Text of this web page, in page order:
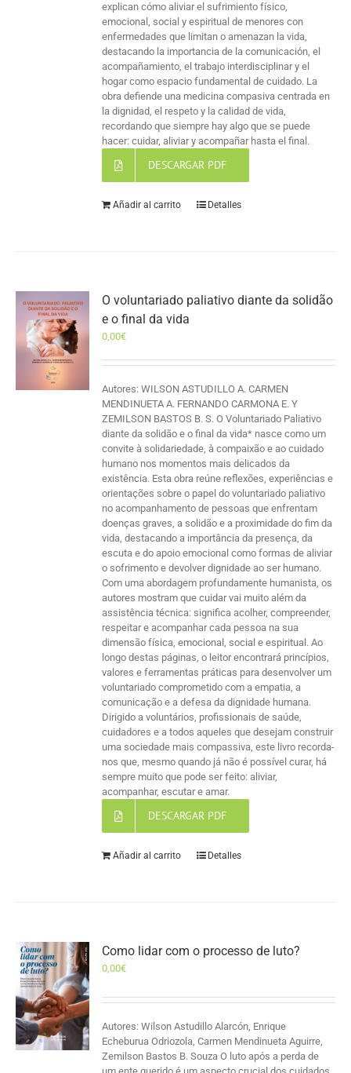
explican cómo aliviar el sufrimiento físico,
emocional, social y espiritual de menores con
enfermedades que limitan o amenazan la vida,
destacando la importancia de la comunicación, el
acompañamiento, el trabajo interdisciplinar y el
hogar como espacio fundamental de cuidado. La
obra defiende una medicina compasiva centrada en
la dignidad, el respeto y la calidad de vida,
recordando que siempre hay algo que se puede
hacer: cuidar, aliviar y acompañar hasta el final.
DESCARGAR PDF
Añadir al carrito Detalles
O voluntariado paliativo diante da solidão
e o final da vida
0,00€
Autores: WILSON ASTUDILLO A. CARMEN
MENDINUETA A. FERNANDO CARMONA E. Y
ZEMILSON BASTOS B. S. O Voluntariado Paliativo
diante da solidão e o final da vida* nasce como um
convite à solidariedade, à compaixão e ao cuidado
humano nos momentos mais delicados da
existência. Esta obra reúne reflexões, experiências e
orientações sobre o papel do voluntariado paliativo
no acompanhamento de pessoas que enfrentam
doenças graves, a solidão e a proximidade do fim da
vida, destacando a importância da presença, da
escuta e do apoio emocional como formas de aliviar
o sofrimento e devolver dignidade ao ser humano.
Com uma abordagem profundamente humanista, os
autores mostram que cuidar vai muito além da
assistência técnica: significa acolher, compreender,
respeitar e acompanhar cada pessoa na sua
dimensão física, emocional, social e espiritual. Ao
longo destas páginas, o leitor encontrará princípios,
valores e ferramentas práticas para desenvolver um
voluntariado comprometido com a empatia, a
comunicação e a defesa da dignidade humana.
Dirigido a voluntários, profissionais de saúde,
cuidadores e a todos aqueles que desejam construir
uma sociedade mais compassiva, este livro recorda-
nos que, mesmo quando já não é possível curar, há
sempre muito que pode ser feito: aliviar,
acompanhar, escutar e amar.
DESCARGAR PDF
Añadir al carrito Detalles
Como lidar com o processo de luto?
0,00€
Autores: Wilson Astudillo Alarcón, Enrique
Echeburua Odriozola, Carmen Mendinueta Aguirre,
Zemilson Bastos B. Souza O luto após a perda de